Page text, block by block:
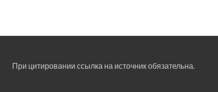
При цитировании ссылка на источник обязательна.